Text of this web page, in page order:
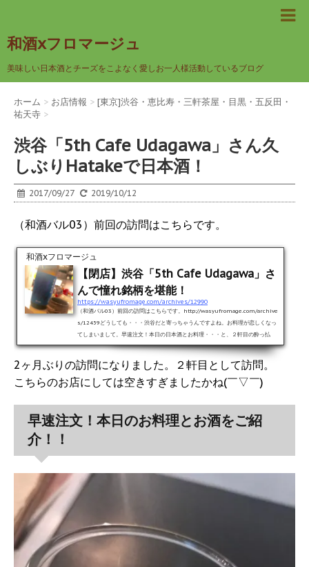
和酒xフロマージュ
美味しい日本酒とチーズをこよなく愛しお一人様活動しているブログ
ホーム > お店情報 > [東京]渋谷・恵比寿・三軒茶屋・目黒・五反田・
祐天寺 >
渋谷「5th Cafe Udagawa」さん久
しぶりHatakeで日本酒！
2017/09/27 2019/10/12
（和酒バル03）前回の訪問はこちらです。
和酒xフロマージュ
【閉店】渋谷「5th Cafe Udagawa」さ
んで憧れ銘柄を堪能！
https://wasyufromage.com/archives/12990
（和酒バル03）前回の訪問はこちらです。http://wasyufromage.com/archive
s/12459どうしても・・・渋谷だと寄っちゃうんですよね。お料理が恋しくなっ
てしまいまして。早速注文！本日の日本酒とお料理・・・と、２軒目の酔っ払
い。。。写真がブレてて大変恐縮です（涙）。こちら、群馬県の日本酒「巌」
（いわお）。 １軒目で迷って結局飲みそびれ、すごく残念に思っているところへ
の、再会でした。 こちらのお店へのお導きに感謝です(￣▽￣) 酔っ払いでしたの
でログを取っておりません（爆）。なので、裏ラベル。こうい...
2ヶ月ぶりの訪問になりました。２軒目として訪問。
こちらのお店にしては空きすぎましたかね(￣▽￣)
早速注文！本日のお料理とお酒をご紹
介！！